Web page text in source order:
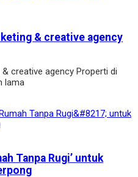
& creative agency
creative agency Properti di
lama
Tanpa Rugi’ untuk